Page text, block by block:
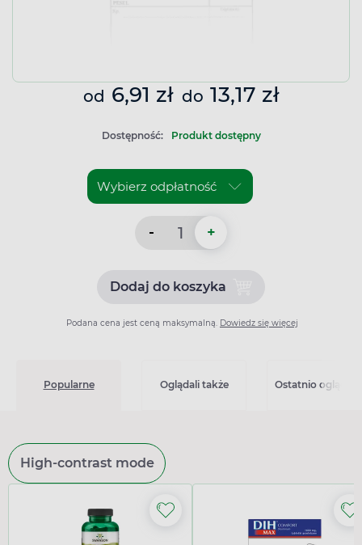
od 6,91 zł do 13,17 zł
Dostępność: Produkt dostępny
- +
Dodaj do koszykaDodaj do koszyka
Podana cena jest ceną maksymalną. Dowiedz się więcej
Popularne Oglądali także Ostatnio
High-contrast mode